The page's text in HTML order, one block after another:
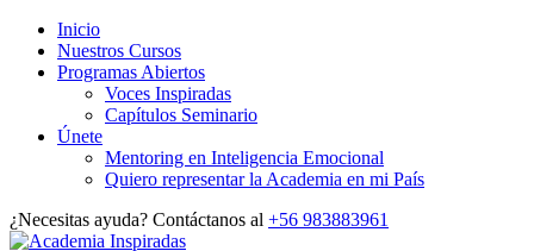
Inicio
Nuestros Cursos
Programas Abiertos
Voces Inspiradas
Capítulos Seminario
Únete
Mentoring en Inteligencia Emocional
Quiero representar la Academia en mi País
¿Necesitas ayuda? Contáctanos al +56 983883961